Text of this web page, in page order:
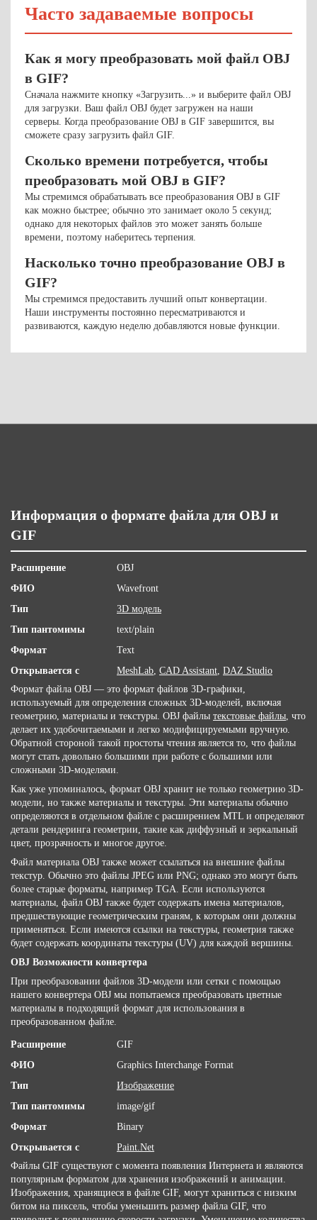
Часто задаваемые вопросы
Как я могу преобразовать мой файл OBJ
в GIF?
Сначала нажмите кнопку «Загрузить...» и выберите файл OBJ
для загрузки. Ваш файл OBJ будет загружен на наши
серверы. Когда преобразование OBJ в GIF завершится, вы
сможете сразу загрузить файл GIF.
Сколько времени потребуется, чтобы
преобразовать мой OBJ в GIF?
Мы стремимся обрабатывать все преобразования OBJ в GIF
как можно быстрее; обычно это занимает около 5 секунд;
однако для некоторых файлов это может занять больше
времени, поэтому наберитесь терпения.
Насколько точно преобразование OBJ в
GIF?
Мы стремимся предоставить лучший опыт конвертации.
Наши инструменты постоянно пересматриваются и
развиваются, каждую неделю добавляются новые функции.
Информация о формате файла для OBJ и
GIF
Расширение
OBJ
ФИО
Wavefront
Тип
3D модель
Тип пантомимы
text/plain
Формат
Text
Открывается с
MeshLab, CAD Assistant, DAZ Studio
Формат файла OBJ — это формат файлов 3D-графики,
используемый для определения сложных 3D-моделей, включая
геометрию, материалы и текстуры. OBJ файлы текстовые файлы, что
делает их удобочитаемыми и легко модифицируемыми вручную.
Обратной стороной такой простоты чтения является то, что файлы
могут стать довольно большими при работе с большими или
сложными 3D-моделями.
Как уже упоминалось, формат OBJ хранит не только геометрию 3D-
модели, но также материалы и текстуры. Эти материалы обычно
определяются в отдельном файле с расширением MTL и определяют
детали рендеринга геометрии, такие как диффузный и зеркальный
цвет, прозрачность и многое другое.
Файл материала OBJ также может ссылаться на внешние файлы
текстур. Обычно это файлы JPEG или PNG; однако это могут быть
более старые форматы, например TGA. Если используются
материалы, файл OBJ также будет содержать имена материалов,
предшествующие геометрическим граням, к которым они должны
применяться. Если имеются ссылки на текстуры, геометрия также
будет содержать координаты текстуры (UV) для каждой вершины.
OBJ Возможности конвертера
При преобразовании файлов 3D-модели или сетки с помощью
нашего конвертера OBJ мы попытаемся преобразовать цветные
материалы в подходящий формат для использования в
преобразованном файле.
Расширение
GIF
ФИО
Graphics Interchange Format
Тип
Изображение
Тип пантомимы
image/gif
Формат
Binary
Открывается с
Paint.Net
Файлы GIF существуют с момента появления Интернета и являются
популярным форматом для хранения изображений и анимации.
Изображения, хранящиеся в файле GIF, могут храниться с низким
битом на пиксель, чтобы уменьшить размер файла GIF, что